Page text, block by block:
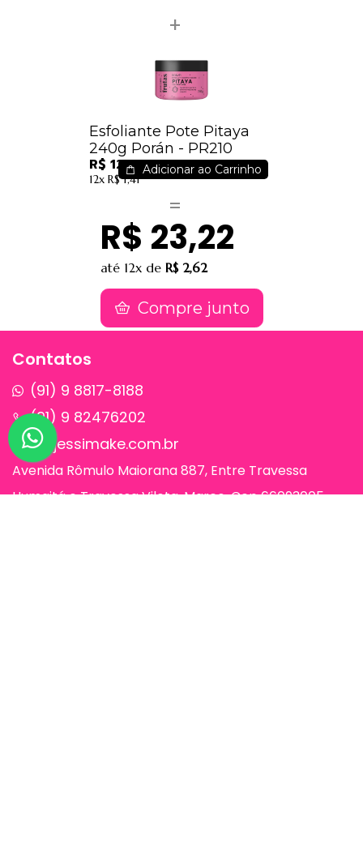
Esfoliante Pote Pitaya
240g Porán - PR210
R$ 12,51
12x R$ 1,41
Adicionar ao Carrinho
R$ 23,22
até 12x de R$ 2,62
Compre junto
Contatos
(91) 9 8817-8188
(91) 9 82476202
sac@jessimake.com.br
Avenida Rômulo Maiorana 887, Entre Travessa
Humaitá e Travessa Vileta, Marco, Cep 66093005,